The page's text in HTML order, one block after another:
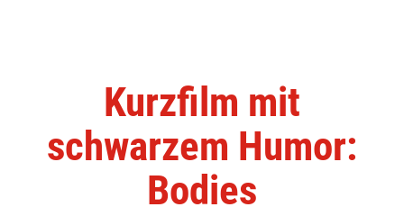
Kurzfilm mit
schwarzem Humor:
Bodies